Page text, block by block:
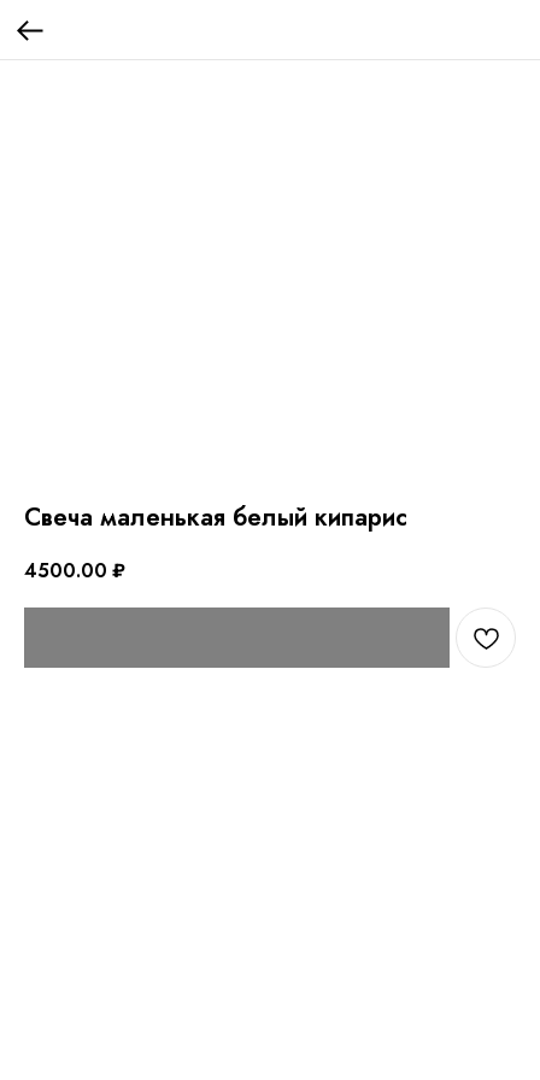
Свеча маленькая белый кипарис
4500.00 ₽